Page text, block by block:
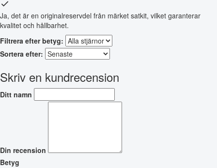
Ja, det är en originalreservdel från märket satkit, vilket garanterar
kvalitet och hållbarhet.
Filtrera efter betyg:
Sortera efter:
Skriv en kundrecension
Ditt namn
Din recension
Betyg